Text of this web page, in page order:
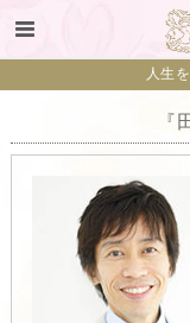
人生
『